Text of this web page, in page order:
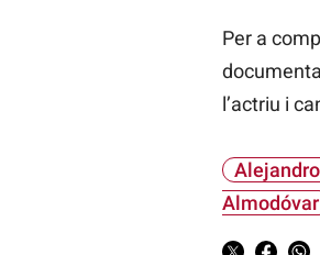
Per a
l’actriu i
Almodóvar